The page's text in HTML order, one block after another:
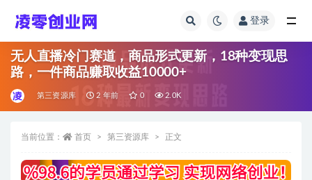
登录
无人直播冷门赛道，商品形式更新，18种变现思
路，一件商品赚取收益10000+
第三资源库 2 年前 0 2.0K
当前位置： 首页 第三资源库 正文